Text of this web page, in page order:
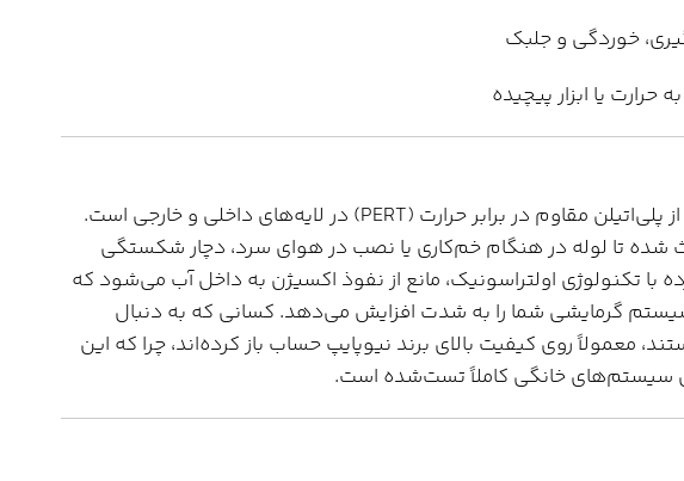
خوردگی و جلبک
یا ابزار پیچیده
تفاوت اصلی این مدل در استفاده از پلی‌اتیلن مقاوم در برابر حرارت (PERT) در لایه‌های داخلی و خارجی است.
شده تا لوله در هنگام خم‌کاری یا نصب در هوای سرد، دچار شکستگی
با تکنولوژی اولتراسونیک، مانع از نفوذ اکسیژن به داخل آب می‌شود که
گرمایشی شما را به شدت افزایش می‌دهد. کسانی که به دنبال
معمولاً روی کیفیت بالای برند نیوپایپ حساب باز کرده‌اند، چرا که این
سیستم‌های خانگی کاملاً تست‌شده است.